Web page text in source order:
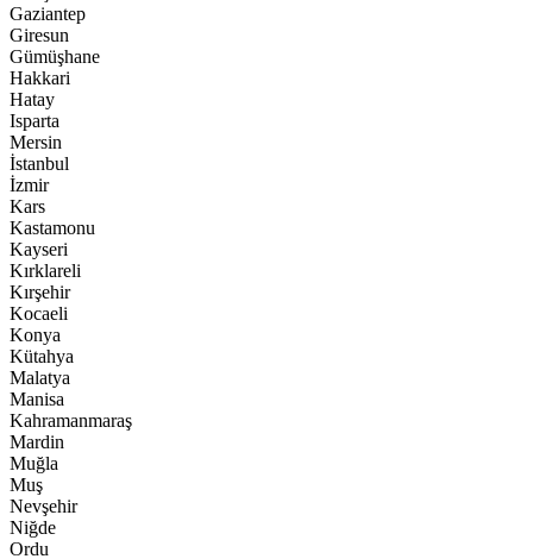
Gaziantep
Giresun
Gümüşhane
Hakkari
Hatay
Isparta
Mersin
İstanbul
İzmir
Kars
Kastamonu
Kayseri
Kırklareli
Kırşehir
Kocaeli
Konya
Kütahya
Malatya
Manisa
Kahramanmaraş
Mardin
Muğla
Muş
Nevşehir
Niğde
Ordu